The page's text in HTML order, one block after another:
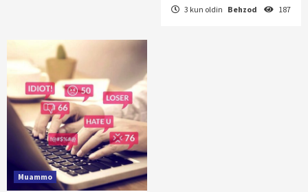
3 kun oldin Behzod 187
Muammo